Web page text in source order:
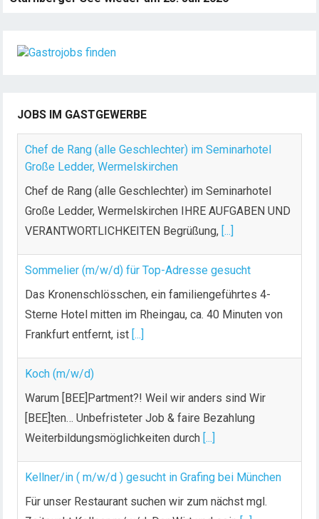
JOBS IM GASTGEWERBE
Chef de Rang (alle Geschlechter) im Seminarhotel
Große Ledder, Wermelskirchen
Chef de Rang (alle Geschlechter) im Seminarhotel
Große Ledder, Wermelskirchen IHRE AUFGABEN UND
VERANTWORTLICHKEITEN Begrüßung, [...]
Sommelier (m/w/d) für Top-Adresse gesucht
Das Kronenschlösschen, ein familiengeführtes 4-
Sterne Hotel mitten im Rheingau, ca. 40 Minuten von
Frankfurt entfernt, ist [...]
Koch (m/w/d)
Warum [BEE]Partment?! Weil wir anders sind Wir
[BEE]ten… Unbefristeter Job & faire Bezahlung
Weiterbildungsmöglichkeiten durch [...]
Kellner/in ( m/w/d ) gesucht in Grafing bei München
Für unser Restaurant suchen wir zum nächst mgl.